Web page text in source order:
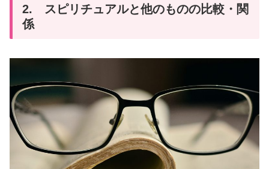
2. スピリチュアルと他のものの比較・関
係